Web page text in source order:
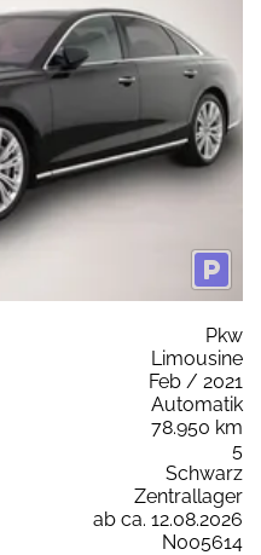
Pkw
Limousine
Feb / 2021
Automatik
78.950 km
5
Schwarz
Zentrallager
ab ca. 12.08.2026
N005614